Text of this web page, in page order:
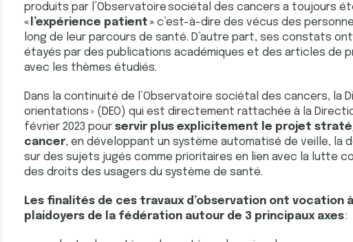
produits par l’Observatoire sociétal des cancers a toujours
« l’expérience patient » c’est-à-dire des vécus des
long de leur parcours de santé. D’autre part, ses constats
étayés par des publications académiques et des articles de
avec les thèmes étudiés.
Dans la continuité de l’Observatoire sociétal des cancers, la
orientations » (DEO) qui est directement rattachée à la
février 2023 pourservir plus explicitement le projet
cancer, en développant un système automatisé de veille, la
sur des sujets jugés comme prioritaires en lien avec la lutte
des droits des usagers du système de santé.
Les finalités de ces travaux d’observation ont vocation
plaidoyers de la fédération autour de 3 principaux axes: